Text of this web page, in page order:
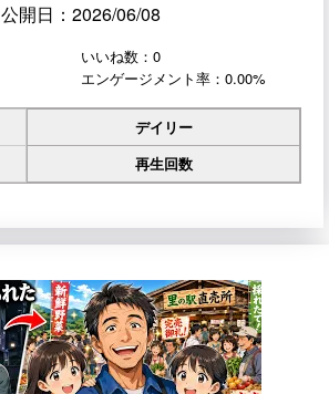
公開日：2026/06/08
いいね数：0
エンゲージメント率：0.00%
デイリー
再生回数